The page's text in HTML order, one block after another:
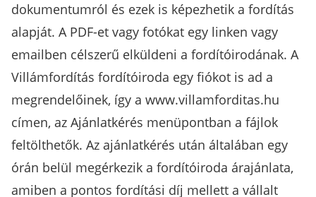
dokumentumról és ezek is képezhetik a fordítás
alapját. A PDF-et vagy fotókat egy linken vagy
emailben célszerű elküldeni a fordítóirodának. A
Villámfordítás fordítóiroda egy fiókot is ad a
megrendelőinek, így a www.villamforditas.hu
címen, az Ajánlatkérés menüpontban a fájlok
feltölthetők. Az ajánlatkérés után általában egy
órán belül megérkezik a fordítóiroda árajánlata,
amiben a pontos fordítási díj mellett a vállalt